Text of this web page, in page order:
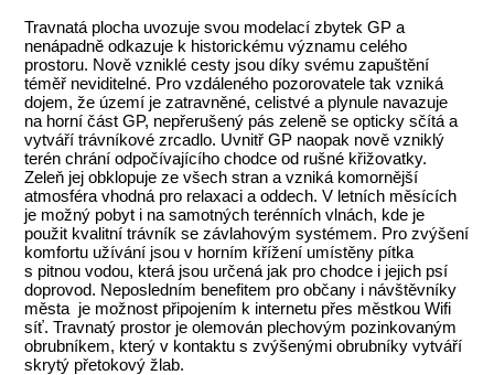
Travnatá plocha uvozuje svou modelací zbytek GP a
nenápadně odkazuje k historickému významu celého
prostoru. Nově vzniklé cesty jsou díky svému zapuštění
téměř neviditelné. Pro vzdáleného pozorovatele tak vzniká
dojem, že území je zatravněné, celistvé a plynule navazuje
na horní část GP, nepřerušený pás zeleně se opticky sčítá a
vytváří trávníkové zrcadlo. Uvnitř GP naopak nově vzniklý
terén chrání odpočívajícího chodce od rušné křižovatky.
Zeleň jej obklopuje ze všech stran a vzniká komornější
atmosféra vhodná pro relaxaci a oddech. V letních měsících
je možný pobyt i na samotných terénních vlnách, kde je
použit kvalitní trávník se závlahovým systémem. Pro zvýšení
komfortu užívání jsou v horním křížení umístěny pítka
s pitnou vodou, která jsou určená jak pro chodce i jejich psí
doprovod. Neposledním benefitem pro občany i návštěvníky
města je možnost připojením k internetu přes městkou Wifi
síť. Travnatý prostor je olemován plechovým pozinkovaným
obrubníkem, který v kontaktu s zvýšenými obrubníky vytváří
skrytý přetokový žlab.